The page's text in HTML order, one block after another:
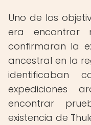
Uno de los
era encontrar
confirmaran la
ancestral en la
identificaban
expediciones
encontrar
existencia de